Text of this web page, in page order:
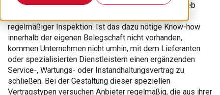
Gerade erst ist die neu erworbene Maschine in Betrieb
regelmäßiger Inspektion. Ist das dazu nötige Know-how
innerhalb der eigenen Belegschaft nicht vorhanden,
kommen Unternehmen nicht umhin, mit dem Lieferanten
oder spezialisierten Dienstleistern einen ergänzenden
Service-, Wartungs- oder Instandhaltungsvertrag zu
schließen. Bei der Gestaltung dieser speziellen
Vertragstypen versuchen Anbieter regelmäßig, die aus ihrer